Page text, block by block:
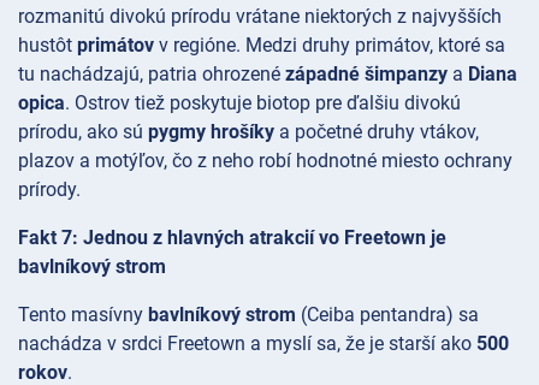
rozmanitú divokú prírodu vrátane niektorých z najvyšších
hustôt primátov v regióne. Medzi druhy primátov, ktoré sa
tu nachádzajú, patria ohrozené západné šimpanzy a Diana
opica. Ostrov tiež poskytuje biotop pre ďalšiu divokú
prírodu, ako sú pygmy hrošíky a početné druhy vtákov,
plazov a motýľov, čo z neho robí hodnotné miesto ochrany
prírody.
Fakt 7: Jednou z hlavných atrakcií vo Freetown je
bavlníkový strom
Tento masívny bavlníkový strom (Ceiba pentandra) sa
nachádza v srdci Freetown a myslí sa, že je starší ako 500
rokov.